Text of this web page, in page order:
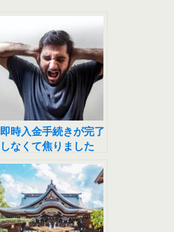
即時入金手続きが完了
しなくて焦りました